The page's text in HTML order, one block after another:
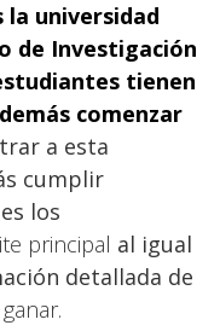
la universidad
de Investigación
tienen
comenzar
a esta
cumplir
los
principal al igual
detallada de